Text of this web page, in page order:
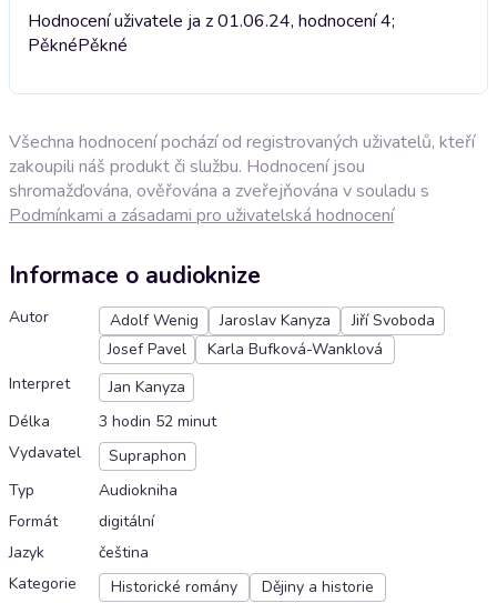
Hodnocení uživatele ja z 01.06.24, hodnocení 4;
PěknéPěkné
Všechna hodnocení pochází od registrovaných uživatelů, kteří
zakoupili náš produkt či službu. Hodnocení jsou
shromažďována, ověřována a zveřejňována v souladu s
Podmínkami a zásadami pro uživatelská hodnocení
Informace o audioknize
Autor Adolf Wenig Jaroslav Kanyza
Jiří Svoboda
Josef Pavel
Karla Bufková-Wanklová
Interpret
Jan Kanyza
Délka
3 hodin 52 minut
Vydavatel
Supraphon
Typ
Audiokniha
Formát
digitální
Jazyk
čeština
Kategorie
Historické romány Dějiny a historie